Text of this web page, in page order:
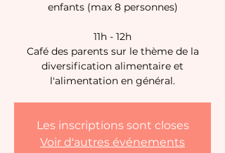
enfants (max 8 personnes)
11h - 12h
Café des parents sur le thème de la
diversification alimentaire et
l'alimentation en général.
Les inscriptions sont closes
Voir d'autres événements